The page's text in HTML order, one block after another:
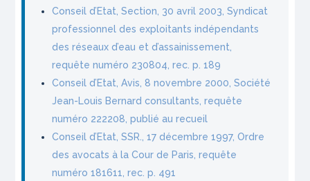
Conseil d’Etat, Section, 30 avril 2003, Syndicat
professionnel des exploitants indépendants
des réseaux d’eau et d’assainissement,
requête numéro 230804, rec. p. 189
Conseil d’Etat, Avis, 8 novembre 2000, Société
Jean-Louis Bernard consultants, requête
numéro 222208, publié au recueil
Conseil d’Etat, SSR., 17 décembre 1997, Ordre
des avocats à la Cour de Paris, requête
numéro 181611, rec. p. 491